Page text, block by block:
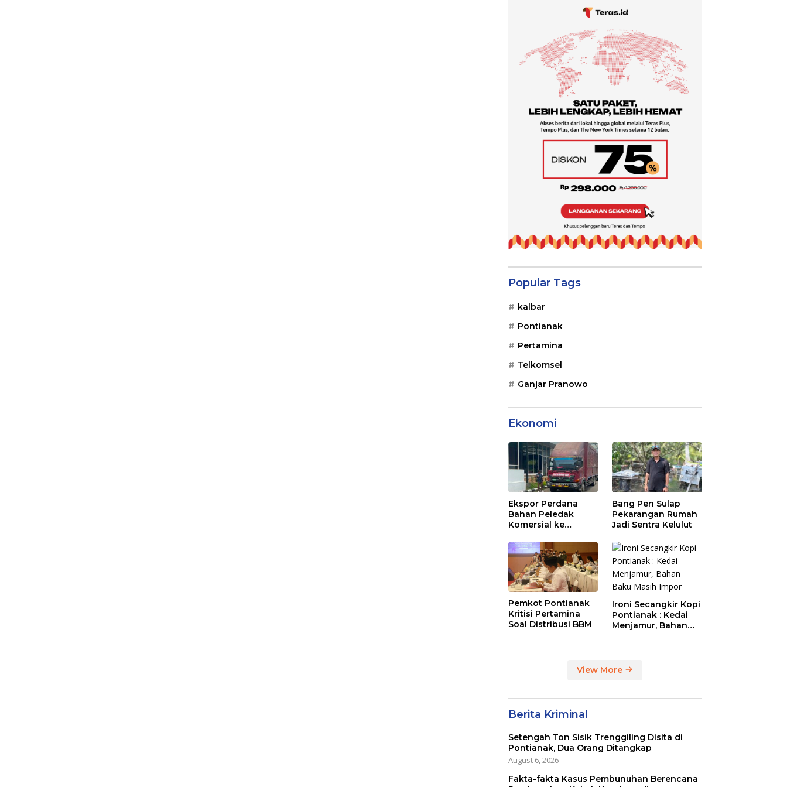
Popular Tags
kalbar
Pontianak
Pertamina
Telkomsel
Ganjar Pranowo
Ekonomi
Ekspor Perdana
Bahan Peledak
Komersial ke
PLBN Entikong
Bang Pen Sulap
Pekarangan Rumah
Jadi Sentra Kelulut
Pemkot Pontianak
Kritisi Pertamina
Soal Distribusi BBM
Ironi Secangkir Kopi
Pontianak : Kedai
Menjamur, Bahan
View More
Berita Kriminal
Setengah Ton Sisik Trenggiling Disita di
Pontianak, Dua Orang Ditangkap
August 6, 2026
Fakta-fakta Kasus Pembunuhan Berencana